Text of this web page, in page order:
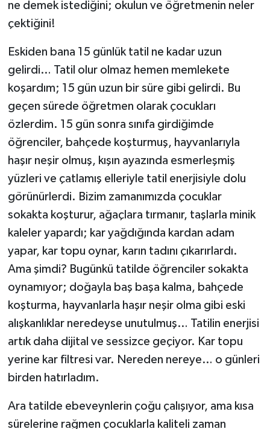
ne demek istediğini; okulun ve öğretmenin neler
çektiğini!
Eskiden bana 15 günlük tatil ne kadar uzun
gelirdi… Tatil olur olmaz hemen memlekete
koşardım; 15 gün uzun bir süre gibi gelirdi. Bu
geçen sürede öğretmen olarak çocukları
özlerdim. 15 gün sonra sınıfa girdiğimde
öğrenciler, bahçede koşturmuş, hayvanlarıyla
haşır neşir olmuş, kışın ayazında esmerleşmiş
yüzleri ve çatlamış elleriyle tatil enerjisiyle dolu
görünürlerdi. Bizim zamanımızda çocuklar
sokakta koşturur, ağaçlara tırmanır, taşlarla minik
kaleler yapardı; kar yağdığında kardan adam
yapar, kar topu oynar, karın tadını çıkarırlardı.
Ama şimdi? Bugünkü tatilde öğrenciler sokakta
oynamıyor; doğayla baş başa kalma, bahçede
koşturma, hayvanlarla haşır neşir olma gibi eski
alışkanlıklar neredeyse unutulmuş… Tatilin enerjisi
artık daha dijital ve sessizce geçiyor. Kar topu
yerine kar filtresi var. Nereden nereye… o günleri
birden hatırladım.
Ara tatilde ebeveynlerin çoğu çalışıyor, ama kısa
sürelerine rağmen çocuklarla kaliteli zaman